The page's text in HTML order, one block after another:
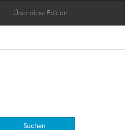
Über diese Edition
Suchen